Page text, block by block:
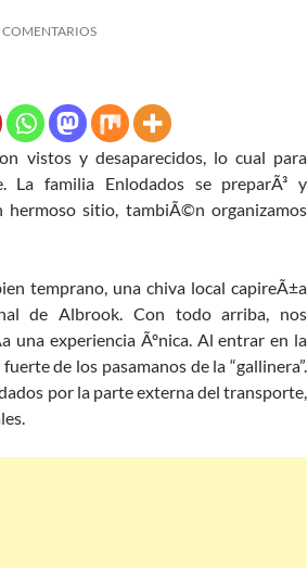
COMENTARIOS
vistos y desaparecidos, lo cual para
La familia Enlodados se preparÃ³ y
hermoso sitio, tambiÃ©n organizamos
temprano, una chiva local capireÃ±a
de Albrook. Con todo arriba, nos
una experiencia Ãºnica. Al entrar en la
de los pasamanos de la “gallinera”.
por la parte externa del transporte,